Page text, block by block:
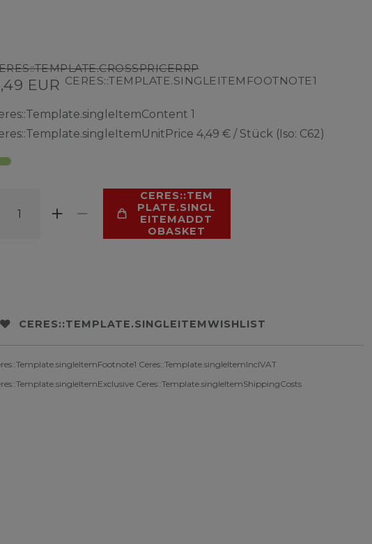
EUR CERES::TEMPLATE.SINGLEITEMFOOTNOTE1
1
4,49 € / Stück (Iso: C62)
CERES::TEM
PLATE.SINGL
EITEMADDT
OBASKET
CERES::TEMPLATE.SINGLEITEMWISHLIST
Ceres::Template.singleItemInclVAT
Ceres::Template.singleItemShippingCosts